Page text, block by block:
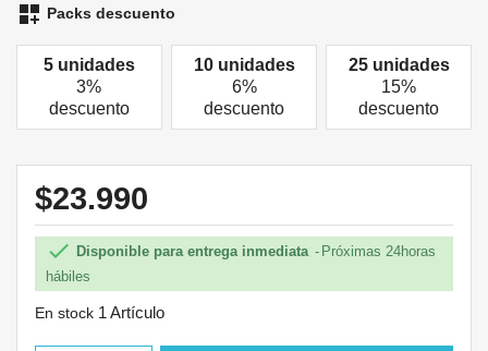
dashboard_customize Packs descuento
5 unidades
3%
descuento
10 unidades
6%
descuento
25 unidades
15%
descuento
$23.990
 Disponible para entrega inmediata
Próximas 24horas
hábiles
En stock 1 Artículo